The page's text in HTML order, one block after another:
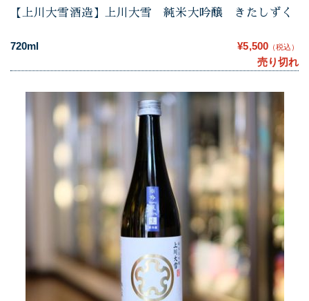
【上川大雪酒造】上川大雪 純米大吟醸 きたしずく
720ml ¥5,500 （税込）
売り切れ